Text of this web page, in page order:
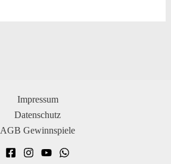
Impressum
Datenschutz
AGB Gewinnspiele